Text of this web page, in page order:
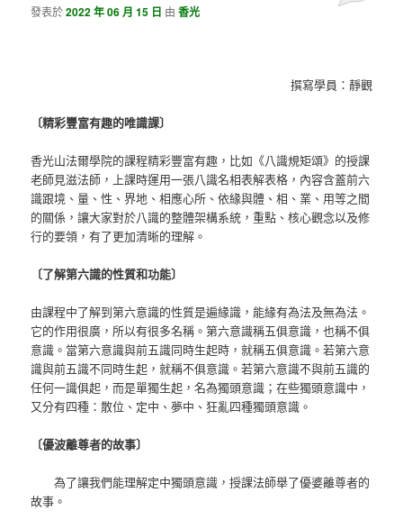
發表於2022 年 06 月 15 日 由香光
撰寫學員：靜觀
〔精彩豐富有趣的唯識課〕
香光山法爾學院的課程精彩豐富有趣，比如《八識規矩頌》的授課
老師見滋法師，上課時運用一張八識名相表解表格，內容含蓋前六
識跟境、量、性、界地、相應心所、依緣與體、相、業、用等之間
的關係，讓大家對於八識的整體架構系統，重點、核心觀念以及修
行的要領，有了更加清晰的理解。
〔了解第六識的性質和功能〕
由課程中了解到第六意識的性質是遍緣識，能緣有為法及無為法。
它的作用很廣，所以有很多名稱。第六意識稱五俱意識，也稱不俱
意識。當第六意識與前五識同時生起時，就稱五俱意識。若第六意
識與前五識不同時生起，就稱不俱意識。若第六意識不與前五識的
任何一識俱起，而是單獨生起，名為獨頭意識；在些獨頭意識中，
又分有四種：散位、定中、夢中、狂亂四種獨頭意識。
〔優波離尊者的故事〕
為了讓我們能理解定中獨頭意識，授課法師舉了優婆離尊者的
故事。